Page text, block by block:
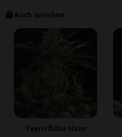
Auch ansehen
Txerri Bilbo Haze